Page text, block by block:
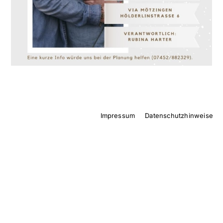
Impressum Datenschutzhinweise